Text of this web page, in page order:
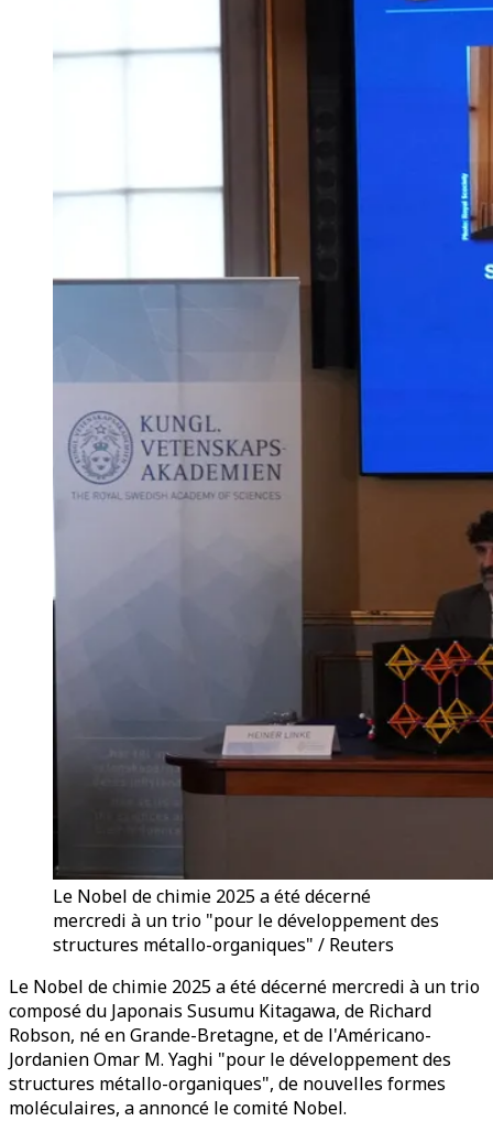
Le Nobel de chimie 2025 a été décerné
mercredi à un trio "pour le développement des
structures métallo-organiques" / Reuters
Le Nobel de chimie 2025 a été décerné mercredi à un trio
composé du Japonais Susumu Kitagawa, de Richard
Robson, né en Grande-Bretagne, et de l'Américano-
Jordanien Omar M. Yaghi "pour le développement des
structures métallo-organiques", de nouvelles formes
moléculaires, a annoncé le comité Nobel.